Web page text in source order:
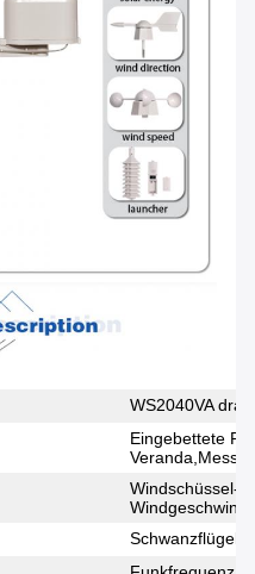
WS2040VA
Eingebettete
Windschüssel-